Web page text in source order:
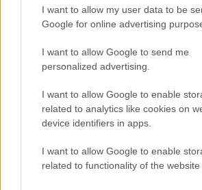
I want to allow my user data to be
Google for online advertising
I want to allow Google to send me
personalized advertising.
I want to allow Google to enable
related to analytics like cookies on
device identifiers in apps.
I want to allow Google to enable
related to functionality of the website